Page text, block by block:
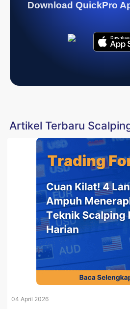
Download QuickPro
Artikel Terbaru
04 April 2026